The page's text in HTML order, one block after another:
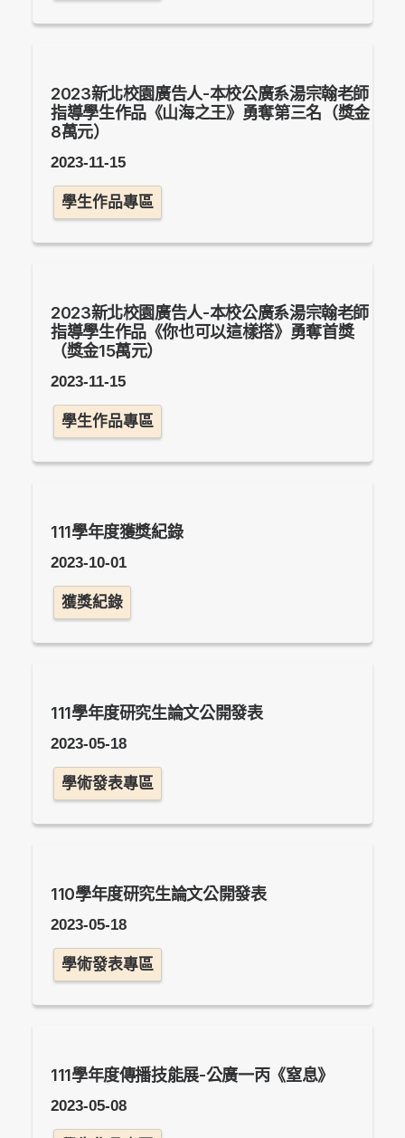
2023新北校園廣告人-本校公廣系湯宗翰老師
指導學生作品《山海之王》勇奪第三名（獎金
8萬元）
2023-11-15
學生作品專區
2023新北校園廣告人-本校公廣系湯宗翰老師
指導學生作品《你也可以這樣搭》勇奪首獎
（獎金15萬元）
2023-11-15
學生作品專區
111學年度獲獎紀錄
2023-10-01
獲獎紀錄
111學年度研究生論文公開發表
2023-05-18
學術發表專區
110學年度研究生論文公開發表
2023-05-18
學術發表專區
111學年度傳播技能展-公廣一丙《窒息》
2023-05-08